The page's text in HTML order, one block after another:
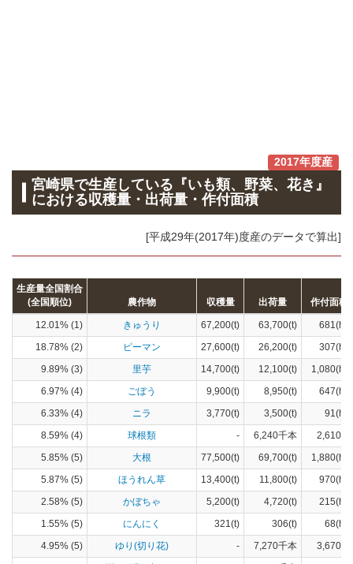
2017年度産
宮崎県で生産している『いも類、野菜、花き』
における収穫量・出荷量・作付面積
[平成29年(2017年)度産のデータで算出]
生産量全国割合
(全国順位)
農作物 収穫量 出荷量 作付面積
12.01% (1) きゅうり 67,200(t) 63,700(t)
681(ha)
18.78% (2)
ピーマン 27,600(t) 26,200(t)
307(ha)
9.89% (3)
里芋 14,700(t) 12,100(t)
1,080(ha)
6.97% (4)
ごぼう 9,900(t) 8,950(t)
647(ha)
6.33% (4)
ニラ 3,770(t) 3,500(t)
91(ha)
8.59% (4)
球根類 - 6,240千本
2,610(a)
5.85% (5)
大根 77,500(t) 69,700(t)
1,880(ha)
5.87% (5)
ほうれん草 13,400(t) 11,800(t)
970(ha)
2.58% (5)
かぼちゃ 5,200(t) 4,720(t)
215(ha)
1.55% (5)
にんにく 321(t) 306(t)
68(ha)
4.95% (5)
ゆり(切り花) - 7,270千本
3,670(a)